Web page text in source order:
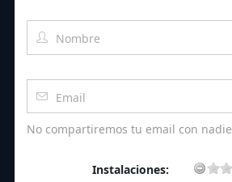
No compartiremos tu email con nadie
Instalaciones: